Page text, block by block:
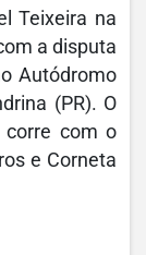
Teixeira na
a disputa
Autódromo
(PR). O
corre com o
e Corneta